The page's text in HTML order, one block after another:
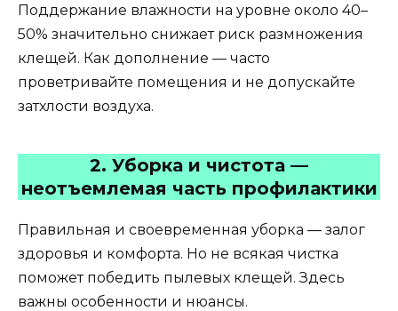
Поддержание влажности на уровне около 40–
50% значительно снижает риск размножения
клещей. Как дополнение — часто
проветривайте помещения и не допускайте
затхлости воздуха.
2. Уборка и чистота —
неотъемлемая часть профилактики
Правильная и своевременная уборка — залог
здоровья и комфорта. Но не всякая чистка
поможет победить пылевых клещей. Здесь
важны особенности и нюансы.